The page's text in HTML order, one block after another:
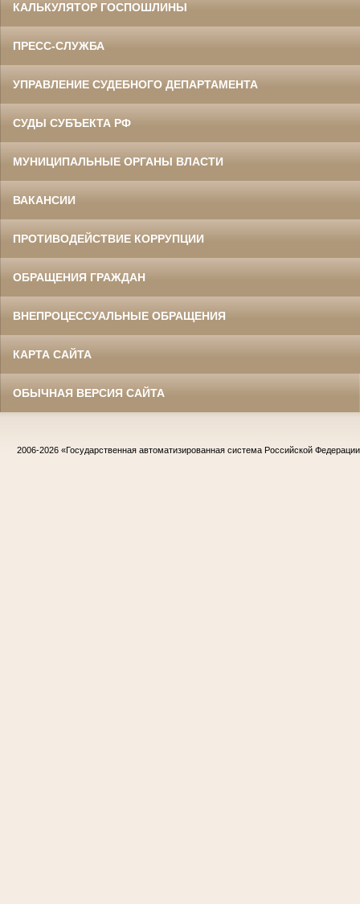
КАЛЬКУЛЯТОР ГОСПОШЛИНЫ
ПРЕСС-СЛУЖБА
УПРАВЛЕНИЕ СУДЕБНОГО ДЕПАРТАМЕНТА
СУДЫ СУБЪЕКТА РФ
МУНИЦИПАЛЬНЫЕ ОРГАНЫ ВЛАСТИ
ВАКАНСИИ
ПРОТИВОДЕЙСТВИЕ КОРРУПЦИИ
ОБРАЩЕНИЯ ГРАЖДАН
ВНЕПРОЦЕССУАЛЬНЫЕ ОБРАЩЕНИЯ
КАРТА САЙТА
ОБЫЧНАЯ ВЕРСИЯ САЙТА
2006-2026 «Государственная автоматизированная система Российской